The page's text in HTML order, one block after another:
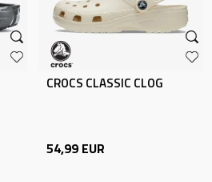
CROCS CLASSIC CLOG
54,99 EUR